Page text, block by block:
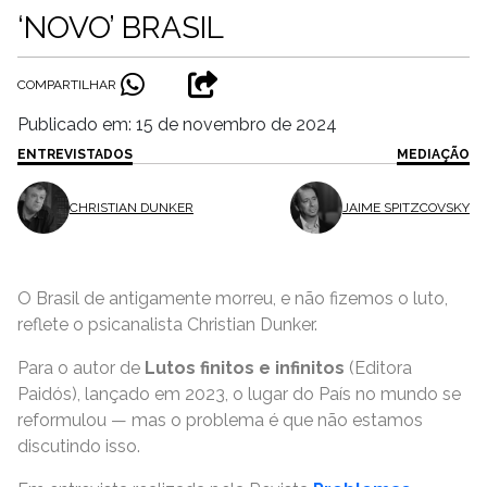
‘NOVO’ BRASIL
COMPARTILHAR
Publicado em: 15 de novembro de 2024
ENTREVISTADOS
CHRISTIAN DUNKER
MEDIAÇÃO
JAIME SPITZCOVSKY
O Brasil de antigamente morreu, e não fizemos o luto,
reflete o psicanalista Christian Dunker.
Para o autor de Lutos finitos e infinitos (Editora
Paidós), lançado em 2023, o lugar do País no mundo se
reformulou — mas o problema é que não estamos
discutindo isso.